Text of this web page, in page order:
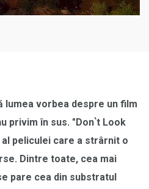
lumea vorbea despre un film
privim în sus. ″Don‵t Look
al peliculei care a strârnit o
Dintre toate, cea mai
pare cea din substratul